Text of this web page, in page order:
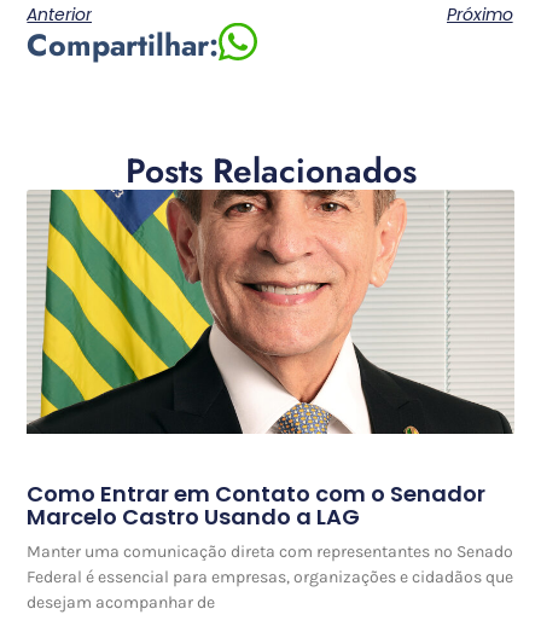
Anterior Próximo
Compartilhar:
Posts Relacionados
Como Entrar em Contato com o Senador
Marcelo Castro Usando a LAG
Manter uma comunicação direta com representantes no Senado
Federal é essencial para empresas, organizações e cidadãos que
desejam acompanhar de